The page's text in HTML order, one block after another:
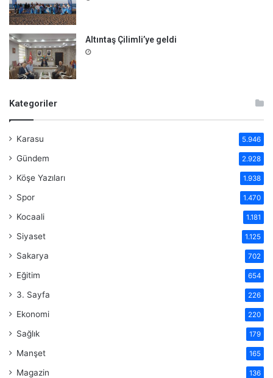
Altıntaş Çilimli’ye geldi
Kategoriler
Karasu 5.946
Gündem 2.928
Köşe Yazıları 1.938
Spor 1.470
Kocaali 1.181
Siyaset 1.125
Sakarya 702
Eğitim 654
3. Sayfa 226
Ekonomi 220
Sağlık 179
Manşet 165
Magazin 136